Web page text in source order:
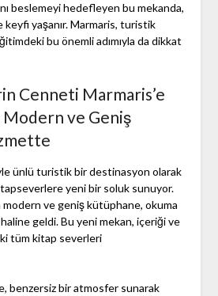
beslemeyi hedefleyen bu mekanda,
yaşanır. Marmaris, turistik
bu önemli adımıyla da dikkat
Cenneti Marmaris’e
Modern ve Geniş
ünlü turistik bir destinasyon olarak
yeni bir soluk sunuyor.
modern ve geniş kütüphane, okuma
geldi. Bu yeni mekan, içeriği ve
tüm kitap severleri
benzersiz bir atmosfer sunarak